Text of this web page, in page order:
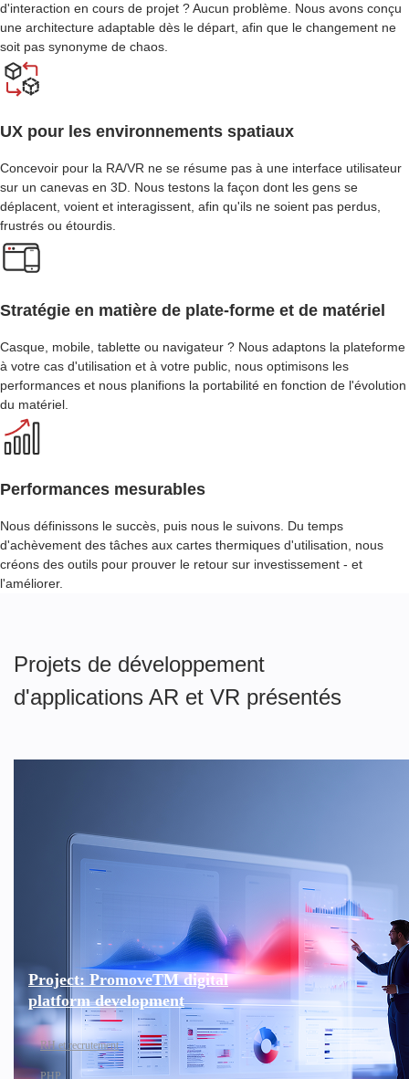
d'interaction en cours de projet ? Aucun problème. Nous avons conçu
une architecture adaptable dès le départ, afin que le changement ne
soit pas synonyme de chaos.
UX pour les environnements spatiaux
Concevoir pour la RA/VR ne se résume pas à une interface utilisateur
sur un canevas en 3D. Nous testons la façon dont les gens se
déplacent, voient et interagissent, afin qu'ils ne soient pas perdus,
frustrés ou étourdis.
Stratégie en matière de plate-forme et de matériel
Casque, mobile, tablette ou navigateur ? Nous adaptons la plateforme
à votre cas d'utilisation et à votre public, nous optimisons les
performances et nous planifions la portabilité en fonction de l'évolution
du matériel.
Performances mesurables
Nous définissons le succès, puis nous le suivons. Du temps
d'achèvement des tâches aux cartes thermiques d'utilisation, nous
créons des outils pour prouver le retour sur investissement - et
l'améliorer.
Projets de développement
d'applications AR et VR présentés
Project: PromoveTM digital
platform development
RH et recrutement